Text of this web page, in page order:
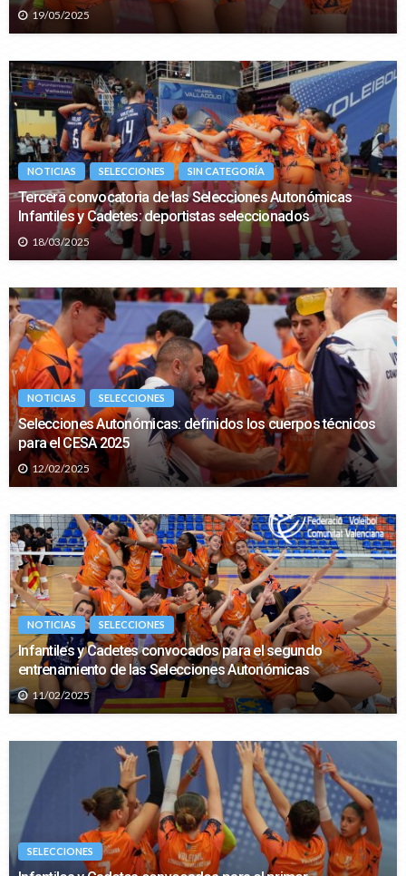
19/05/2025
NOTICIAS SELECCIONES SIN CATEGORÍA
Tercera convocatoria de las Selecciones Autonómicas
Infantiles y Cadetes: deportistas seleccionados
18/03/2025
NOTICIAS SELECCIONES
Selecciones Autonómicas: definidos los cuerpos técnicos
para el CESA 2025
12/02/2025
NOTICIAS SELECCIONES
Infantiles y Cadetes convocados para el segundo
entrenamiento de las Selecciones Autonómicas
11/02/2025
SELECCIONES